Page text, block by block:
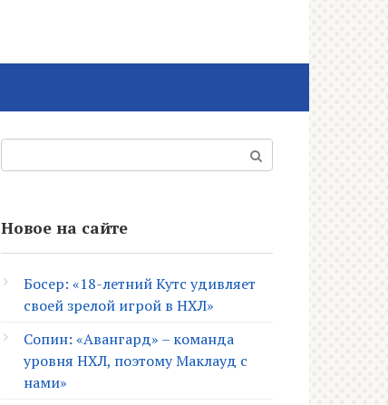
Новое на сайте
Босер: «18-летний Кутс удивляет
своей зрелой игрой в НХЛ»
Сопин: «Авангард» – команда
уровня НХЛ, поэтому Маклауд с
нами»